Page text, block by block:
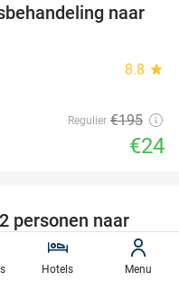
88%
naar
8.8 star
Regulier €195
€24
50%
personen naar
p.p.
7.9star
Hotels Menu